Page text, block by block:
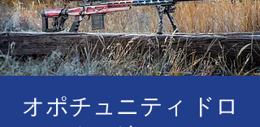
オポチュニティ ドロ